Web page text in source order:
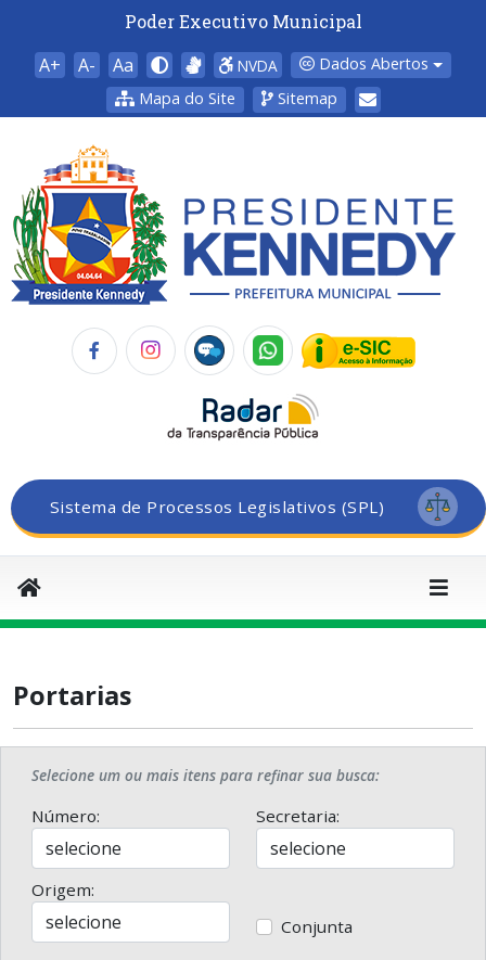
Poder Executivo Municipal
A+ A- Aa NVDA
Dados Abertos
Mapa do Site
Sitemap
Sistema de Processos Legislativos (SPL)
Portarias
Selecione um ou mais itens para refinar sua busca:
Número: Secretaria:
Origem:
Conjunta